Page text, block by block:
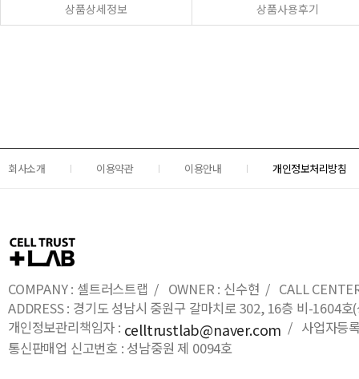
상품상세정보 상품사용후기
회사소개 이용약관 이용안내 개인정보처리방침
COMPANY : 셀트러스트랩 / OWNER : 신수현 / CALL
ADDRESS : 경기도 성남시 중원구 갈마치로 302, 16층 비-1604
개인정보관리책임자 : celltrustlab@naver.com / 사업자등
통신판매업 신고번호 : 성남중원 제 0094호